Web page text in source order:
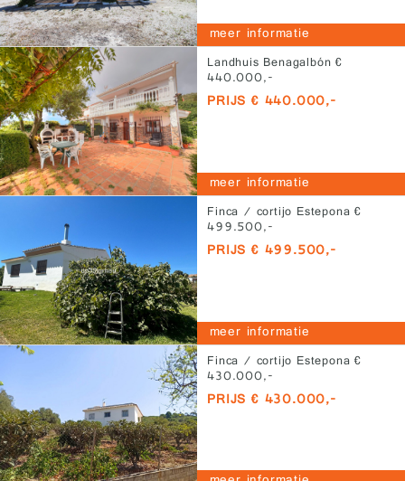
meer informatie
Landhuis Benagalbón €
440.000,-
PRIJS € 440.000,-
meer informatie
Finca / cortijo Estepona €
499.500,-
PRIJS € 499.500,-
meer informatie
Finca / cortijo Estepona €
430.000,-
PRIJS € 430.000,-